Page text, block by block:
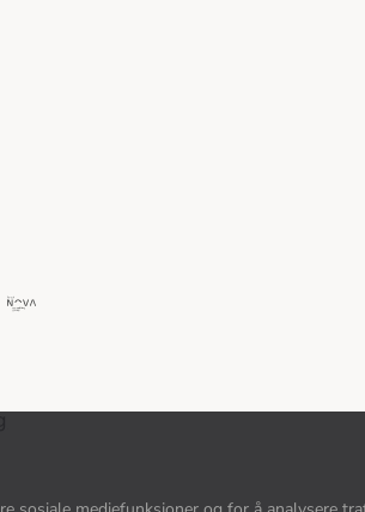
Del